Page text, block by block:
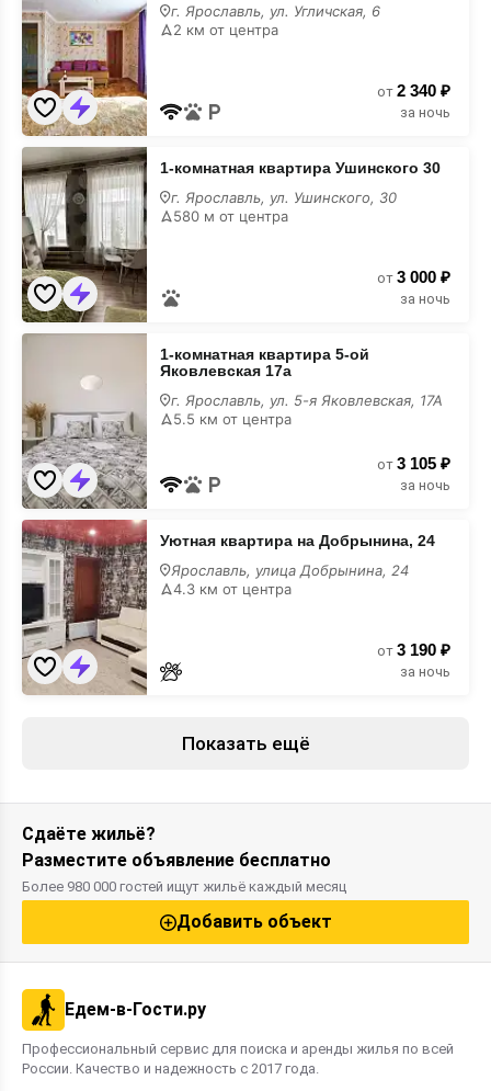
Угличская
6
г. Ярославль, ул. Угличская, 6
2 км от центра
от 2 340 ₽
за ночь
1-
комнатная
квартира
Ушинского
30
1-комнатная квартира Ушинского 30
г. Ярославль, ул. Ушинского, 30
580 м от центра
от 3 000 ₽
за ночь
1-
квартира
ой
Яковлевская
17а
1-комнатная квартира 5-ой
Яковлевская 17а
г. Ярославль, ул. 5-я Яковлевская, 17А
5.5 км от центра
от 3 105 ₽
за ночь
Уютная
квартира
на
Добрынина,
Уютная квартира на Добрынина, 24
Ярославль, улица Добрынина, 24
4.3 км от центра
от 3 190 ₽
за ночь
Показать ещё
Сдаёте жильё?
Разместите объявление бесплатно
Более 980 000 гостей ищут жильё каждый месяц
Добавить объект
Едем-в-Гости.ру
Профессиональный сервис для поиска и аренды жилья по всей
России. Качество и надежность с 2017 года.